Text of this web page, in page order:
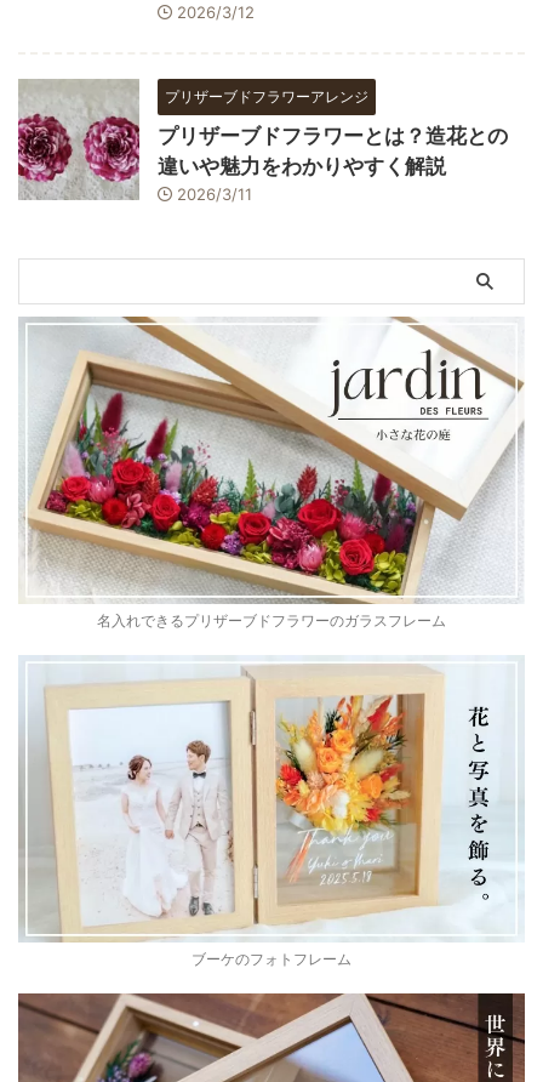
2026/3/12
プリザーブドフラワーアレンジ
プリザーブドフラワーとは？造花との
違いや魅力をわかりやすく解説
2026/3/11
名入れできるプリザーブドフラワーのガラスフレーム
ブーケのフォトフレーム